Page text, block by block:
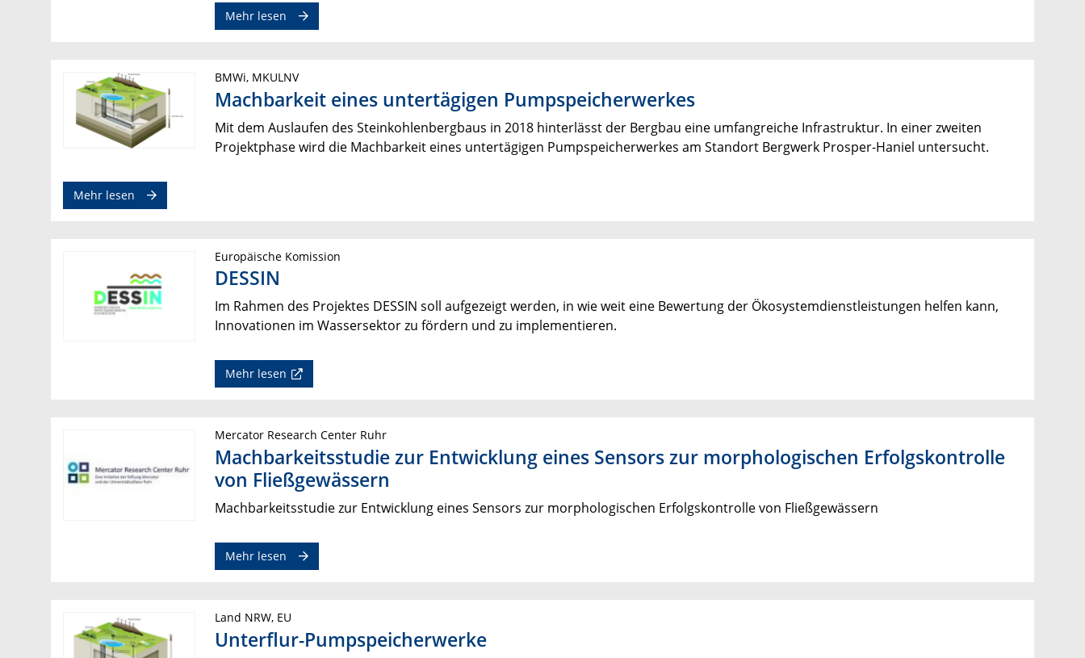
Mehr lesen
BMWi, MKULNV
Machbarkeit eines untertägigen Pumpspeicherwerkes
Mit dem Auslaufen des Steinkohlenbergbaus in 2018 hinterlässt der Bergbau eine umfangreiche Infrastruktur. In einer zweiten
Projektphase wird die Machbarkeit eines untertägigen Pumpspeicherwerkes am Standort Bergwerk Prosper-Haniel untersucht.
Mehr lesen
Europäische Komission
DESSIN
Im Rahmen des Projektes DESSIN soll aufgezeigt werden, in wie weit eine Bewertung der Ökosystemdienstleistungen helfen kann,
Innovationen im Wassersektor zu fördern und zu implementieren.
Mehr lesen
Mercator Research Center Ruhr
Machbarkeitsstudie zur Entwicklung eines Sensors zur morphologischen Erfolgskontrolle
von Fließgewässern
Machbarkeitsstudie zur Entwicklung eines Sensors zur morphologischen Erfolgskontrolle von Fließgewässern
Mehr lesen
Land NRW, EU
Unterflur-Pumpspeicherwerke